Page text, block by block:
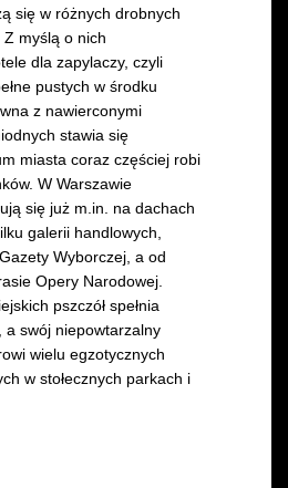
się w różnych drobnych
myślą o nich
dla zapylaczy, czyli
pustych w środku
z nawierconymi
stawia się
miasta coraz częściej robi
W Warszawie
się już m.in. na dachach
galerii handlowych,
Wyborczej, a od
Opery Narodowej.
pszczół spełnia
a swój niepowtarzalny
wielu egzotycznych
w stołecznych parkach i